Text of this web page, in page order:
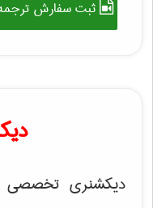
ثبت سفارش
دیکشنری تخصصی